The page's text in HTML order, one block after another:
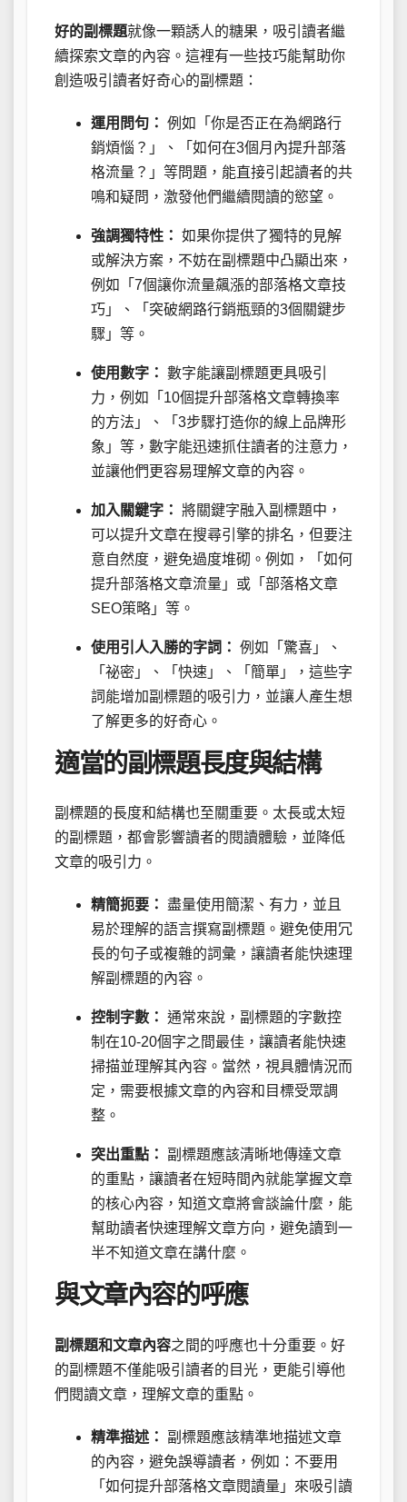
好的副標題就像一顆誘人的糖果，吸引讀者繼
續探索文章的內容。這裡有一些技巧能幫助你
創造吸引讀者好奇心的副標題：
運用問句： 例如「你是否正在為網路行
銷煩惱？」、「如何在3個月內提升部落
格流量？」等問題，能直接引起讀者的共
鳴和疑問，激發他們繼續閱讀的慾望。
強調獨特性： 如果你提供了獨特的見解
或解決方案，不妨在副標題中凸顯出來，
例如「7個讓你流量飆漲的部落格文章技
巧」、「突破網路行銷瓶頸的3個關鍵步
驟」等。
使用數字： 數字能讓副標題更具吸引
力，例如「10個提升部落格文章轉換率
的方法」、「3步驟打造你的線上品牌形
象」等，數字能迅速抓住讀者的注意力，
並讓他們更容易理解文章的內容。
加入關鍵字： 將關鍵字融入副標題中，
可以提升文章在搜尋引擎的排名，但要注
意自然度，避免過度堆砌。例如，「如何
提升部落格文章流量」或「部落格文章
SEO策略」等。
使用引人入勝的字詞： 例如「驚喜」、
「祕密」、「快速」、「簡單」，這些字
詞能增加副標題的吸引力，並讓人產生想
了解更多的好奇心。
適當的副標題長度與結構
副標題的長度和結構也至關重要。太長或太短
的副標題，都會影響讀者的閱讀體驗，並降低
文章的吸引力。
精簡扼要： 盡量使用簡潔、有力，並且
易於理解的語言撰寫副標題。避免使用冗
長的句子或複雜的詞彙，讓讀者能快速理
解副標題的內容。
控制字數： 通常來說，副標題的字數控
制在10-20個字之間最佳，讓讀者能快速
掃描並理解其內容。當然，視具體情況而
定，需要根據文章的內容和目標受眾調
整。
突出重點：
副標題應該清晰地傳達文章
的重點，讓讀者在短時間內就能掌握文章
的核心內容，知道文章將會談論什麼，能
幫助讀者快速理解文章方向，避免讀到一
半不知道文章在講什麼。
與文章內容的呼應
副標題和文章內容之間的呼應也十分重要。好
的副標題不僅能吸引讀者的目光，更能引導他
們閱讀文章，理解文章的重點。
精準描述：
副標題應該精準地描述文章
的內容，避免誤導讀者，例如：不要用
「如何提升部落格文章閱讀量」來吸引讀